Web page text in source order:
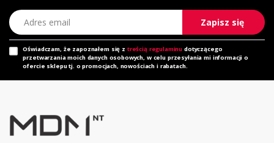
Adres email
Zapisz się
Oświadczam, że zapoznałem się z treścią regulaminu dotyczącego
przetwarzania moich danych osobowych, w celu przesyłania mi informacji o
ofercie sklepu tj. o promocjach, nowościach i rabatach.